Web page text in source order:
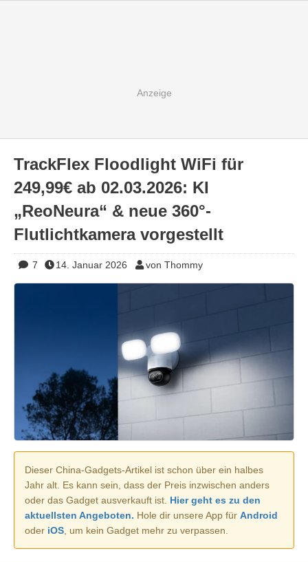
TrackFlex Floodlight WiFi für
249,99€ ab 02.03.2026: KI
„ReoNeura“ & neue 360°-
Flutlichtkamera vorgestellt
7 14. Januar 2026 von Thommy
Dieser China-Gadgets-Artikel ist schon über ein halbes
Jahr alt. Es kann sein, dass der Preis inzwischen anders
oder das Gadget ausverkauft ist. Hier geht es zu den
aktuellsten Angeboten. Hole dir unsere App für Android
oder iOS, um kein Gadget mehr zu verpassen.